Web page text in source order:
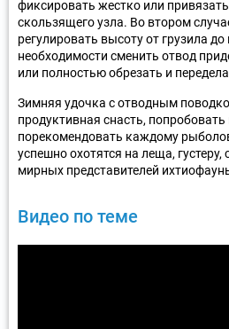
фиксировать жестко или
скользящего узла. Во втором
регулировать высоту от грузила
необходимости сменить отвод
или полностью обрезать и
Зимняя удочка с отводным
продуктивная снасть,
порекомендовать каждому
успешно охотятся на леща, густеру,
мирных представителей
Видео по теме